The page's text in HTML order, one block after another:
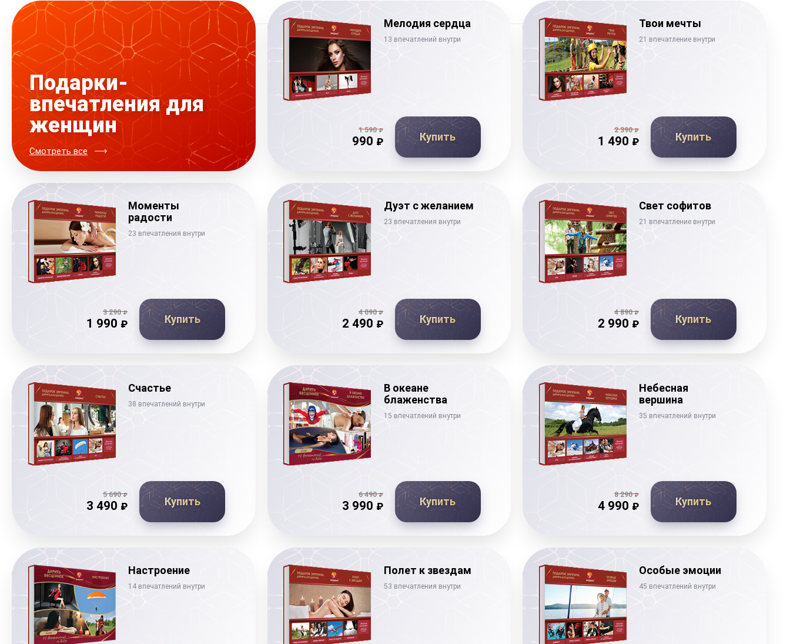
Подарки-
впечатления для
женщин
Смотреть все
Мелодия сердца
13 впечатлений внутри
1 590₽
990 ₽ Купить
Твои мечты
21 впечатление внутри
2 390₽
1 490 ₽ Купить
Моменты
радости
23 впечатления внутри
3 290₽
1 990 ₽ Купить
Дуэт с желанием
23 впечатления внутри
4 090₽
2 490 ₽ Купить
Свет софитов
21 впечатление внутри
4 890₽
2 990 ₽ Купить
Счастье
38 впечатлений внутри
5 690₽
3 490 ₽ Купить
В океане
блаженства
15 впечатлений внутри
6 490₽
3 990 ₽ Купить
Небесная
вершина
35 впечатлений внутри
8 290₽
4 990 ₽ Купить
Настроение
14 впечатлений внутри
Полет к звездам
53 впечатления внутри
Особые эмоции
45 впечатлений внутри